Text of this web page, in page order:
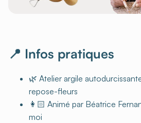
📍 Infos pratiques
🌿 Atelier argile
repose-fleurs
👩🏻 Animé par Béatrice
moi